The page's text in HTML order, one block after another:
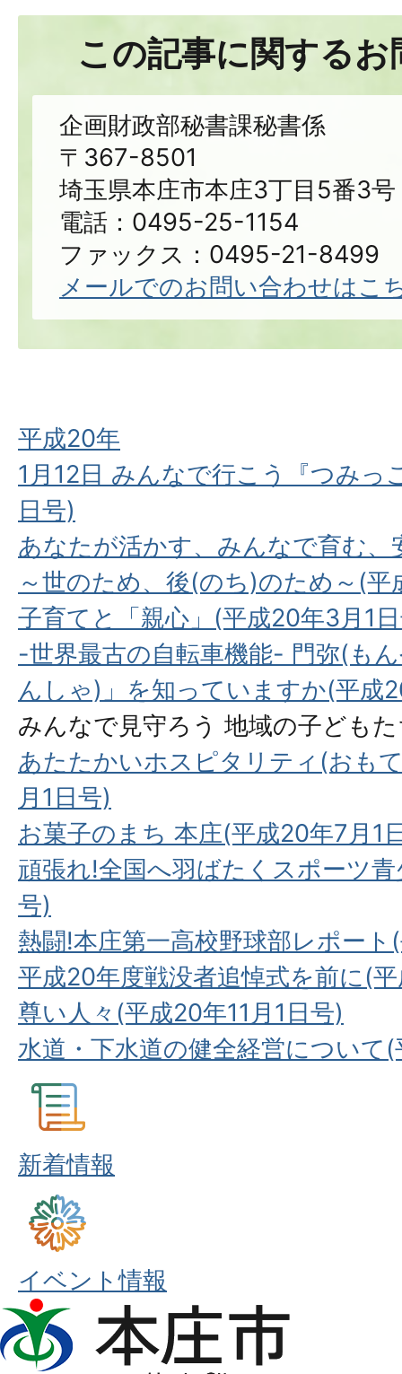
この記事に関する
企画財政部秘書課秘書係
〒367-8501
埼玉県本庄市本庄3丁目5番3号
電話：0495-25-1154
ファックス：0495-21-8499
メールでのお問い合わせはこ
平成20年
1月12日 みんなで行こう『つみっ
日号)
あなたが活かす、みんなで育む、
～世のため、後(のち)のため～(平
子育てと「親心」(平成20年3月1
-世界最古の自転車機能- 門弥(も
んしゃ)」を知っていますか(平成
みんなで見守ろう 地域の子ども
あたたかいホスピタリティ(おも
月1日号)
お菓子のまち 本庄(平成20年7月1
頑張れ!全国へ羽ばたくスポーツ
号)
熱闘!本庄第一高校野球部レポー
平成20年度戦没者追悼式を前に(
尊い人々(平成20年11月1日号)
水道・下水道の健全経営について
新着情報
イベント情報
本
庄